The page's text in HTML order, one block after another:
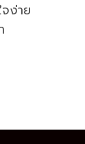
ง่าย